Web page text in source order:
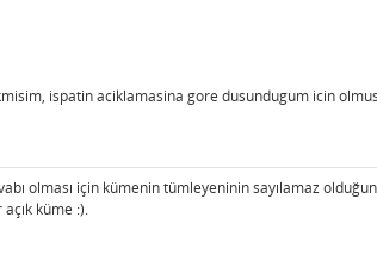
ispatin aciklamasina gore dusundugum icin
olması için kümenin tümleyeninin sayılamaz
küme :).